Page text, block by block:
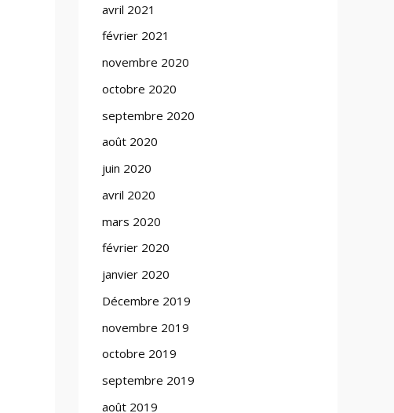
avril 2021
février 2021
novembre 2020
octobre 2020
septembre 2020
août 2020
juin 2020
avril 2020
mars 2020
février 2020
janvier 2020
Décembre 2019
novembre 2019
octobre 2019
septembre 2019
août 2019